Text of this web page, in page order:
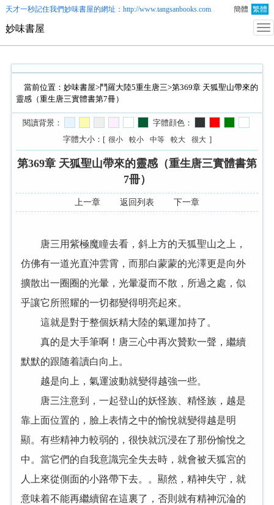
天才一秒記住我們妙味書屋的網址：http://www.tangsanbooks.com 簡體 繁體
妙味書屋
當前位置： 妙味書屋>鬥羅大陸5重生唐三>第369章 天狐聖山帶來的
靈感（重生唐三實體書第7冊）
閱讀背景：
字體顔色：
字體大小：[ 很小 較小 中等 較大 很大 ]
第369章 天狐聖山帶來的靈感（重生唐三實體書第
7冊）
上一章 返回列表 下一章
唐三用紫極魔瞳去看，斜上方的天狐聖山之上，
仿佛有一道光直沖雲霄，而那白蒙蒙的光澤更是向外
擴散出一圈圈的光暈，光暈凝而不散，所過之處，似
乎讓它所照耀的一切都變得明亮起來。
這就是對于整個妖精大陸的氣運加持了。
真的是大手筆啊！唐三心中再次贊歎一聲，繼續
默默的跟随着讀白向上。
越是向上，氣運波動就變得越強一些。
唐三注意到，一起登山的妖怪族、精怪族，越是
靠上面位置的，臉上表情之中的愉悅就變得越是明
顯。有些精神力較弱的，很快就沉浸在了那份愉悅之
中。當它們的自我意識完全失去時，就會被天狐宮的
人上來從側面的小路帶下去。。顯然，精神失守，就
意味着不能再繼續留在這裏了，否則就有精神沉淪的